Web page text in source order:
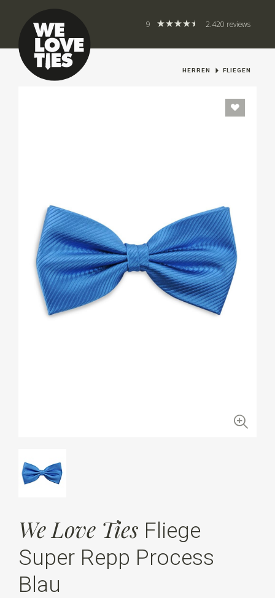
9 2.420 reviews
HERREN FLIEGEN
We Love Ties Fliege
Super Repp Process
Blau